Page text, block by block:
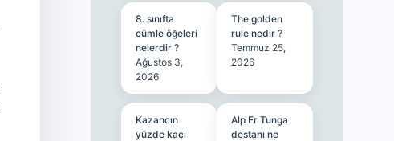
8. sınıfta
cümle öğeleri
nelerdir ?
Ağustos 3,
2026
The golden
rule nedir ?
Temmuz 25,
2026
Kazancın
yüzde kaçı
Alp Er Tunga
destanı ne